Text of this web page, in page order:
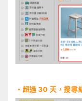
・超過 30 天，搜尋